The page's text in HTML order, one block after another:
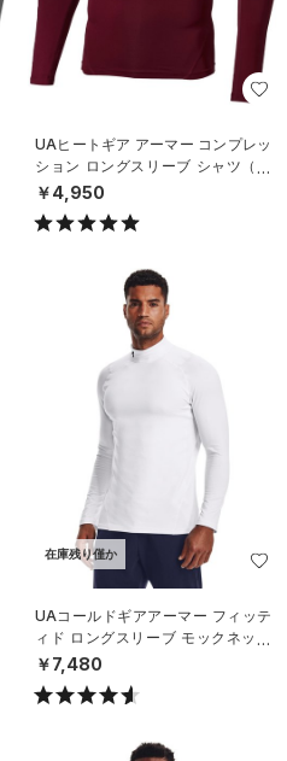
UAヒートギア アーマー コンプレッ
ション ロングスリーブ シャツ（ト
レーニング/MEN）
￥4,950
在庫残り僅か
UAコールドギアアーマー フィッテ
ィド ロングスリーブ モックネック
シャツ（トレーニング/MEN）
￥7,480